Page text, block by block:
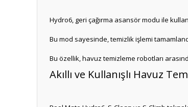
Hydro6, geri çağırma asansör modu ile
Bu mod sayesinde, temizlik işlemi
Bu özellik, havuz temizleme robotları
Akıllı ve Kullanışlı Havuz